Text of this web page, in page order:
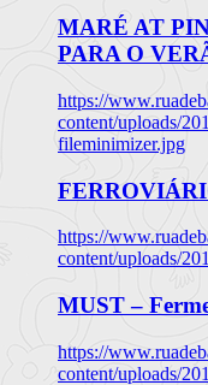
MARÉ AT
PARA O
https://
content/uploads/
fileminimizer.jpg
https://
content/uploads/
MUST –
https://
content/uploads/